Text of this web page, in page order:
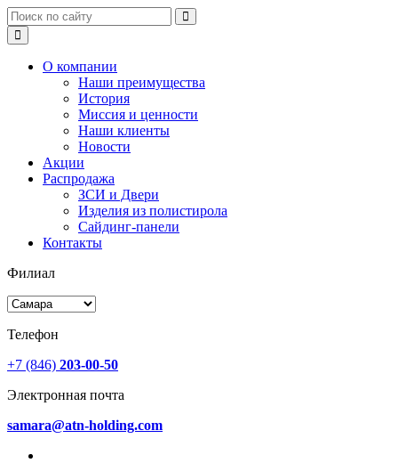
О компании
Наши преимущества
История
Миссия и ценности
Наши клиенты
Новости
Акции
Распродажа
ЗСИ и Двери
Изделия из полистирола
Сайдинг-панели
Контакты
Филиал
Телефон
+7 (846) 203-00-50
Электронная почта
samara@atn-holding.com